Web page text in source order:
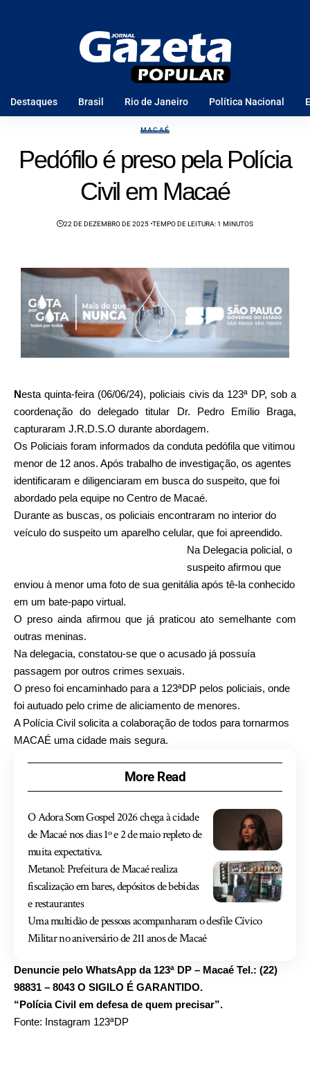
Destaques Brasil Rio de Janeiro Política Nacional
MACAÉ
Pedófilo é preso pela Polícia
Civil em Macaé
22 DE DEZEMBRO DE 2025 TEMPO DE LEITURA: 1 MINUTOS
Nesta quinta-feira (06/06/24), policiais civis da 123ª DP, sob a
coordenação do delegado titular Dr. Pedro Emílio Braga,
capturaram J.R.D.S.O durante abordagem.
Os Policiais foram informados da conduta pedófila que vitimou
menor de 12 anos. Após trabalho de investigação, os agentes
identificaram e diligenciaram em busca do suspeito, que foi
abordado pela equipe no Centro de Macaé.
Durante as buscas, os policiais encontraram no interior do
veículo do suspeito um aparelho celular, que foi apreendido.
Na Delegacia policial, o
suspeito afirmou que
enviou à menor uma foto de sua genitália após tê-la conhecido
em um bate-papo virtual.
O preso ainda afirmou que já praticou ato semelhante com
outras meninas.
Na delegacia, constatou-se que o acusado já possuía
passagem por outros crimes sexuais.
O preso foi encaminhado para a 123ªDP pelos policiais, onde
foi autuado pelo crime de aliciamento de menores.
A Polícia Civil solicita a colaboração de todos para tornarmos
MACAÉ uma cidade mais segura.
More Read
O Adora Som Gospel 2026 chega à cidade
de Macaé nos dias 1º e 2 de maio repleto de
muita expectativa.
Metanol: Prefeitura de Macaé realiza
fiscalização em bares, depósitos de bebidas
e restaurantes
Uma multidão de pessoas acompanharam o desfile Cívico
Militar no aniversário de 211 anos de Macaé
Denuncie pelo WhatsApp da 123ª DP – Macaé Tel.: (22)
98831 – 8043 O SIGILO É GARANTIDO.
“Polícia Civil em defesa de quem precisar”.
Fonte: Instagram 123ªDP